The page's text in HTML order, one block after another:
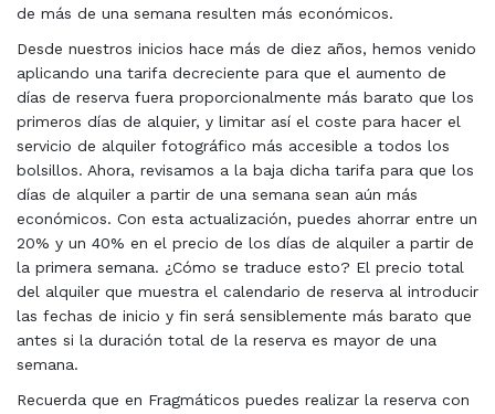
de más de una semana resulten más económicos.
Desde nuestros inicios hace más de diez años, hemos venido
aplicando una tarifa decreciente para que el aumento de
días de reserva fuera proporcionalmente más barato que los
primeros días de alquier, y limitar así el coste para hacer el
servicio de alquiler fotográfico más accesible a todos los
bolsillos. Ahora, revisamos a la baja dicha tarifa para que los
días de alquiler a partir de una semana sean aún más
económicos. Con esta actualización, puedes ahorrar entre un
20% y un 40% en el precio de los días de alquiler a partir de
la primera semana. ¿Cómo se traduce esto? El precio total
del alquiler que muestra el calendario de reserva al introducir
las fechas de inicio y fin será sensiblemente más barato que
antes si la duración total de la reserva es mayor de una
semana.
Recuerda que en Fragmáticos puedes realizar la reserva con